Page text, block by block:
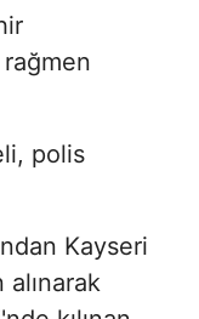
polis
Kayseri